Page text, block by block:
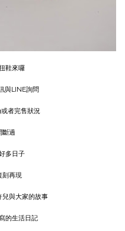
鞋來囉
與LINE詢問
者完售狀況
斷過
多日子
刻再現
與大家的故事
的生活日記